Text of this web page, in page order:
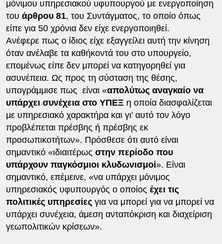
μόνιμου υπηρεσιακού υφυπουργού με ενεργοποίηση
του άρθρου 81, του Συντάγματος, το οποίο όπως
είπε για 50 χρόνια δεν είχε ενεργοποιηθεί.
Ανέφερε πως ο ίδιος είχε εξαγγείλει αυτή την κίνηση
όταν ανέλαβε τα καθήκοντά του στο υπουργείο,
επομένως είπε δεν μπορεί να κατηγορηθεί για
ασυνέπεια. Ως προς τη σύσταση της θέσης,
υπογράμμισε πως είναι «απολύτως αναγκαίο να
υπάρχει συνέχεια στο ΥΠΕΞ η οποία διασφαλίζεται
με υπηρεσιακό χαρακτήρα και γι’ αυτό τον λόγο
προβλέπεται πρέσβης ή πρέσβης εκ
προσωπικοτήτων». Πρόσθεσε ότι αυτό είναι
σημαντικό «ιδιαιτέρως στην περίοδο που
υπάρχουν παγκόσμιοι κλυδωνισμοί». Είναι
σημαντικό, επέμεινε, «να υπάρχει μόνιμος
υπηρεσιακός υφυπουργός ο οποίος έχει τις
πολιτικές υπηρεσίεςγια να μπορεί για να μπορεί να
υπάρχει συνέχεια, άμεση ανταπόκριση και διαχείριση
γεωπολιτικών κρίσεων».